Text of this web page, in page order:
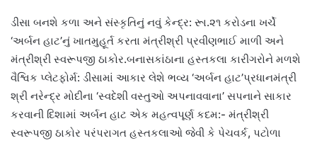
ડીસા બનશે કળા અને સંસ્કૃતિનું નવું કેન્દ્ર: રૂા.૨૧ કરોડના ખર્ચે
‘અર્બન હાટ’નું ખાતમુહૂર્ત કરતા મંત્રીશ્રી પ્રવીણભાઈ માળી અને
મંત્રીશ્રી સ્વરૂપજી ઠાકોર.બનાસકાંઠાના હસ્તકલા કારીગરોને મળશે
વૈશ્વિક પ્લેટફોર્મ: ડીસામાં આકાર લેશે ભવ્ય ‘અર્બન હાટ’પ્રધાનમંત્રી
શ્રી નરેન્દ્ર મોદીના ‘સ્વદેશી વસ્તુઓ અપનાવવાના’ સપનાને સાકાર
કરવાની દિશામાં અર્બન હાટ એક મહત્વપૂર્ણ કદમ:- મંત્રીશ્રી
સ્વરૂપજી ઠાકોર પરંપરાગત હસ્તકલાઓ જેવી કે પેચવર્ક, પટોળા